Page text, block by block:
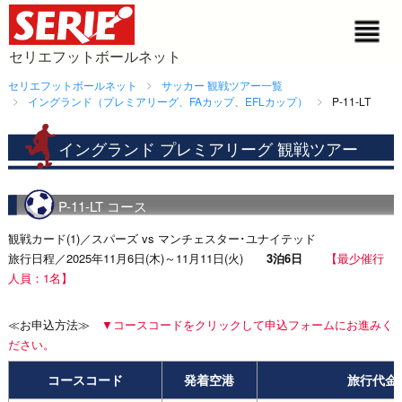
セリエフットボールネット
セリエフットボールネット
サッカー 観戦ツアー一覧
イングランド（プレミアリーグ、FAカップ、EFLカップ）
P-11-LT
イングランド プレミアリーグ 観戦ツアー
P-11-LT コース
観戦カード(1)／スパーズ vs マンチェスター･ユナイテッド
旅行日程／2025年11月6日(木)～11月11日(火) 3泊6日
【最少催行
人員：1名】
≪お申込方法≫
▼コースコードをクリックして申込フォームにお進みく
ださい。
コースコード 発着空港 旅行代金